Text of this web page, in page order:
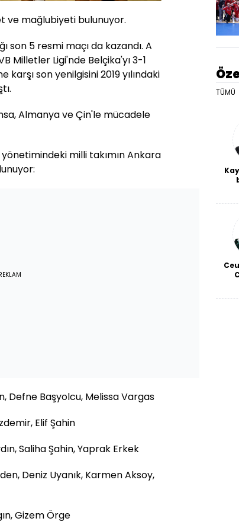
ve mağlubiyeti bulunuyor.
son 5 resmi maçı da kazandı. A
Milletler Ligi'nde Belçika'yı 3-1
karşı son yenilgisini 2019 yılındaki
Almanya ve Çin'le mücadele
milli takımın Ankara
Defne Başyolcu, Melissa Vargas
Elif Şahin
Saliha Şahin, Yaprak Erkek
Deniz Uyanık, Karmen Aksoy,
Gizem Örge
TÜMÜ